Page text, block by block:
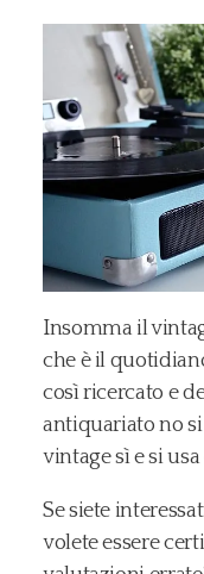
Insomma il
che è il
così ricercato e
antiquariato no
vintage sì e si
Se siete
volete essere